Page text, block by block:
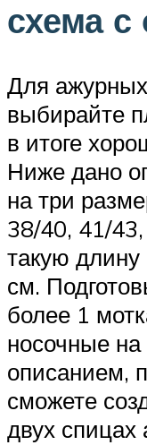
схема с
Для
выбирайте
в итоге
Ниже дано
на три
38/40, 41/
такую
см.
более 1
носочные
описанием,
сможете
двух спицах